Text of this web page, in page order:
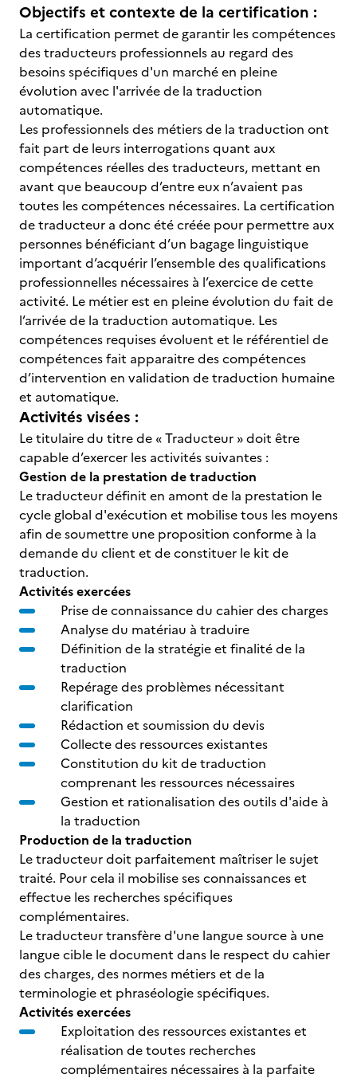
Objectifs et contexte de la certification :
La certification permet de garantir les compétences
des traducteurs professionnels au regard des
besoins spécifiques d'un marché en pleine
évolution avec l'arrivée de la traduction
automatique.
Les professionnels des métiers de la traduction ont
fait part de leurs interrogations quant aux
compétences réelles des traducteurs, mettant en
avant que beaucoup d’entre eux n’avaient pas
toutes les compétences nécessaires. La certification
de traducteur a donc été créée pour permettre aux
personnes bénéficiant d’un bagage linguistique
important d’acquérir l’ensemble des qualifications
professionnelles nécessaires à l’exercice de cette
activité. Le métier est en pleine évolution du fait de
l’arrivée de la traduction automatique. Les
compétences requises évoluent et le référentiel de
compétences fait apparaitre des compétences
d’intervention en validation de traduction humaine
et automatique.
Activités visées :
Le titulaire du titre de « Traducteur » doit être
capable d’exercer les activités suivantes :
Gestion de la prestation de traduction
Le traducteur définit en amont de la prestation le
cycle global d'exécution et mobilise tous les moyens
afin de soumettre une proposition conforme à la
demande du client et de constituer le kit de
traduction.
Activités exercées
Prise de connaissance du cahier des charges
Analyse du matériau à traduire
Définition de la stratégie et finalité de la
traduction
Repérage des problèmes nécessitant
clarification
Rédaction et soumission du devis
Collecte des ressources existantes
Constitution du kit de traduction
comprenant les ressources nécessaires
Gestion et rationalisation des outils d'aide à
la traduction
Production de la traduction
Le traducteur doit parfaitement maîtriser le sujet
traité. Pour cela il mobilise ses connaissances et
effectue les recherches spécifiques
complémentaires.
Le traducteur transfère d'une langue source à une
langue cible le document dans le respect du cahier
des charges, des normes métiers et de la
terminologie et phraséologie spécifiques.
Activités exercées
Exploitation des ressources existantes et
réalisation de toutes recherches
complémentaires nécessaires à la parfaite